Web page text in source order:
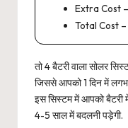
Extra Cost
Total Cost
तो 4 बैटरी वाला सोलर
जिससे आपको 1 दिन में
इस सिस्टम में आपको बैटरी में
4-5 साल में बदलनी पड़ेगी.